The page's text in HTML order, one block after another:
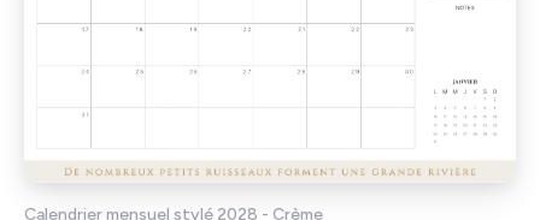
Calendrier mensuel stylé 2028 - Crème